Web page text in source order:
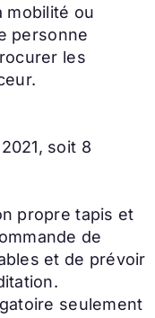
mobilité ou
personne
les
soit 8
propre tapis et
de
et de prévoir
seulement